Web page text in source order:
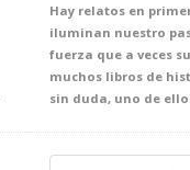
Hay relatos en
iluminan nuestro
fuerza que a veces
muchos libros de